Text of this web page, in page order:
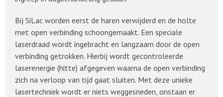
Bij SiLac worden eerst de haren verwijderd en de holte
met open verbinding schoongemaakt. Een speciale
laserdraad wordt ingebracht en langzaam door de open
verbinding getrokken. Hierbij wordt gecontroleerde
laserenergie (hitte) afgegeven waarna de open verbinding
zich na verloop van tijd gaat sluiten. Met deze unieke
lasertechniek wordt er niets weggesneden, onstaan er